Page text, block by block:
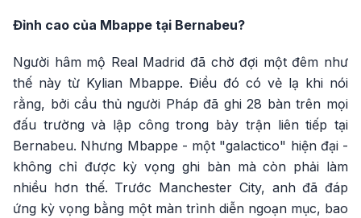
Đỉnh cao của Mbappe tại Bernabeu?
Người hâm mộ Real Madrid đã chờ đợi một đêm như
thế này từ Kylian Mbappe. Điều đó có vẻ lạ khi nói
rằng, bởi cầu thủ người Pháp đã ghi 28 bàn trên mọi
đấu trường và lập công trong bảy trận liên tiếp tại
Bernabeu. Nhưng Mbappe - một "galactico" hiện đại -
không chỉ được kỳ vọng ghi bàn mà còn phải làm
nhiều hơn thế. Trước Manchester City, anh đã đáp
ứng kỳ vọng bằng một màn trình diễn ngoạn mục, bao